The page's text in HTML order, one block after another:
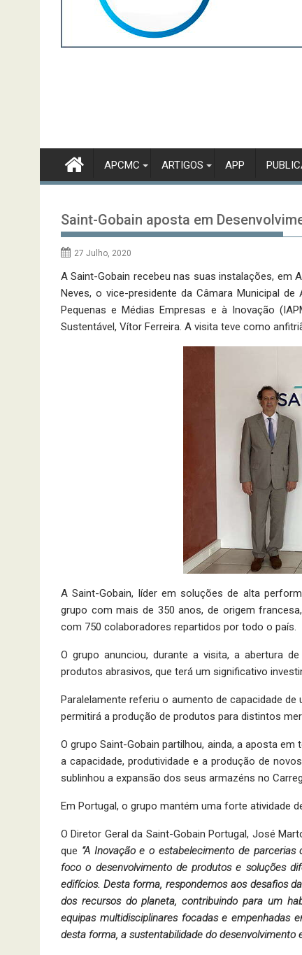
APCMC ARTIGOS APP
Saint-Gobain aposta em
27 Julho, 2020
A Saint-Gobain recebeu nas suas instalações, em
Neves, o vice-presidente da Câmara Municipal
Pequenas e Médias Empresas e à Inovação
Sustentável, Vítor Ferreira. A visita teve como
A Saint-Gobain, líder em soluções de alta
grupo com mais de 350 anos, de origem
com 750 colaboradores repartidos por todo o país.
O grupo anunciou, durante a visita, a abertura
produtos abrasivos, que terá um significativo
Paralelamente referiu o aumento de capacidade de
permitirá a produção de produtos para distintos
O grupo Saint-Gobain partilhou, ainda, a aposta
a capacidade, produtividade e a produção de
sublinhou a expansão dos seus armazéns no
Em Portugal, o grupo mantém uma forte atividade
O Diretor Geral da Saint-Gobain Portugal, José
que “A Inovação e o estabelecimento de
foco o desenvolvimento deprodutos e soluções
edifícios. Desta forma, respondemos aos desafios
dos recursos do planeta, contribuindo para um
equipas multidisciplinares focadas e empenhadas
desta forma, a sustentabilidade do desenvolvimento